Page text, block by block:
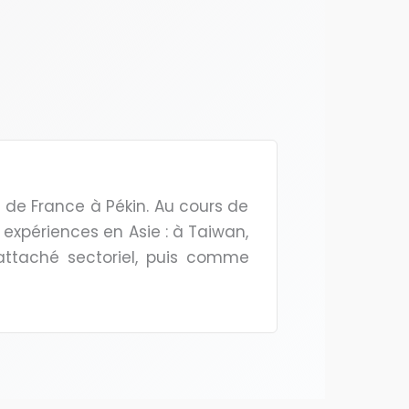
France à Pékin. Au cours de
en Asie : à Taiwan,
sectoriel, puis comme